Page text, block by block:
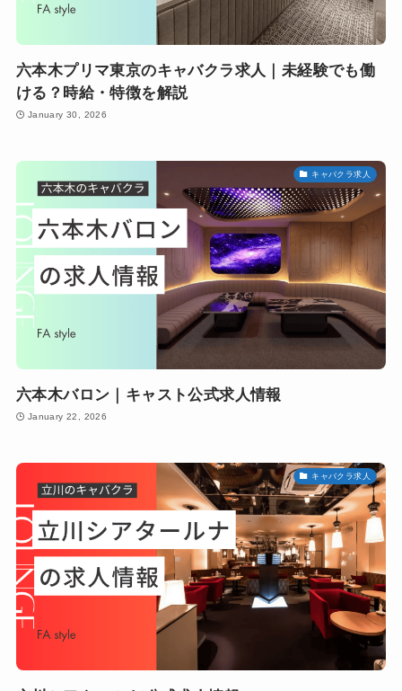
六本木プリマ東京のキャバクラ求人｜未経験でも働
ける？時給・特徴を解説
January 30, 2026
キャバクラ求人
六本木バロン｜キャスト公式求人情報
January 22, 2026
キャバクラ求人